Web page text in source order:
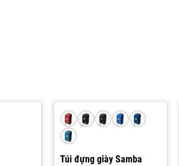
Túi đựng giày Samba